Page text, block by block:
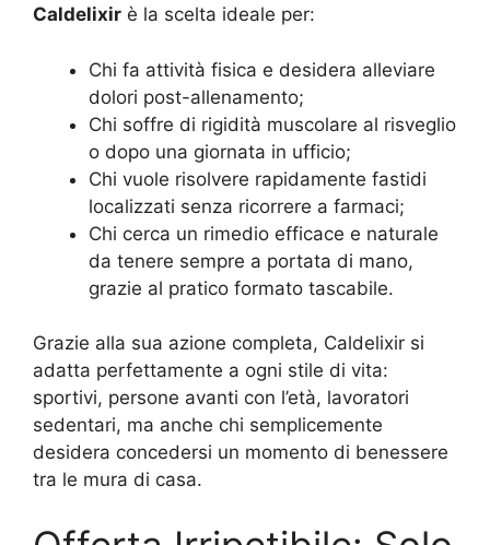
Caldelixir è la scelta ideale per:
Chi fa attività fisica e desidera alleviare
dolori post-allenamento;
Chi soffre di rigidità muscolare al risveglio
o dopo una giornata in ufficio;
Chi vuole risolvere rapidamente fastidi
localizzati senza ricorrere a farmaci;
Chi cerca un rimedio efficace e naturale
da tenere sempre a portata di mano,
grazie al pratico formato tascabile.
Grazie alla sua azione completa, Caldelixir si
adatta perfettamente a ogni stile di vita:
sportivi, persone avanti con l’età, lavoratori
sedentari, ma anche chi semplicemente
desidera concedersi un momento di benessere
tra le mura di casa.